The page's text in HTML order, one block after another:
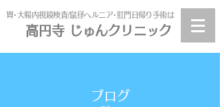
高円寺 じゅんクリニック
​胃･大腸内視鏡検査/鼠径ヘルニア･肛門日帰り手術は
高円寺 じゅんクリニック
ブログ